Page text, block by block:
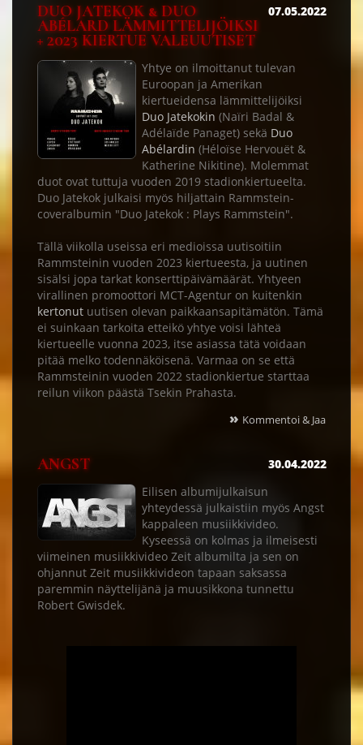
DUO JATEKOK & DUO
ABÉLARD LÄMMITTELIJÖIKSI
+ 2023 KIERTUE VALEUUTISET
07.05.2022
Yhtye on ilmoittanut tulevan
Euroopan ja Amerikan
kiertueidensa lämmittelijöiksi
Duo Jatekokin (Naïri Badal &
Adélaïde Panaget) sekä Duo
Abélardin (Héloïse Hervouët &
Katherine Nikitine). Molemmat
duot ovat tuttuja vuoden 2019 stadionkiertueelta.
Duo Jatekok julkaisi myös hiljattain Rammstein-
coveralbumin "Duo Jatekok : Plays Rammstein".
Tällä viikolla useissa eri medioissa uutisoitiin
Rammsteinin vuoden 2023 kiertueesta, ja uutinen
sisälsi jopa tarkat konserttipäivämäärät. Yhtyeen
virallinen promoottori MCT-Agentur on kuitenkin
kertonut uutisen olevan paikkaansapitämätön. Tämä
ei suinkaan tarkoita etteikö yhtye voisi lähteä
kiertueelle vuonna 2023, itse asiassa tätä voidaan
pitää melko todennäköisenä. Varmaa on se että
Rammsteinin vuoden 2022 stadionkiertue starttaa
reilun viikon päästä Tsekin Prahasta.
» Kommentoi & Jaa
ANGST
30.04.2022
Eilisen albumijulkaisun
yhteydessä julkaistiin myös Angst
kappaleen musiikkivideo.
Kyseessä on kolmas ja ilmeisesti
viimeinen musiikkivideo Zeit albumilta ja sen on
ohjannut Zeit musiikkivideon tapaan saksassa
paremmin näyttelijänä ja muusikkona tunnettu
Robert Gwisdek.